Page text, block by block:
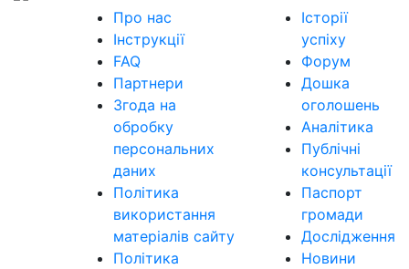
Про нас
Інструкції
FAQ
Партнери
Згода на
обробку
персональних
даних
Політика
використання
матеріалів сайту
Політика
Історії
успіху
Форум
Дошка
оголошень
Аналітика
Публічні
консультації
Паспорт
громади
Дослідження
Новини